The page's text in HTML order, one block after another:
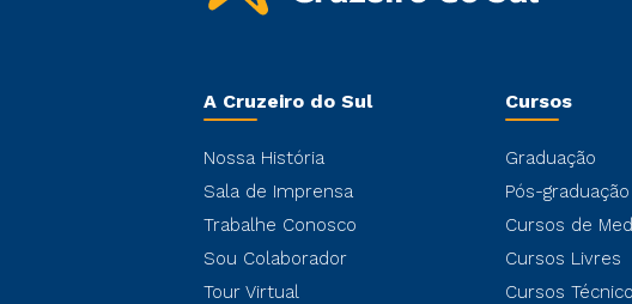
A Cruzeiro do Sul
Nossa História
Sala de Imprensa
Trabalhe Conosco
Sou Colaborador
Tour Virtual
Cursos
Graduação
Pós-graduação
Cursos de
Cursos Livres
Cursos